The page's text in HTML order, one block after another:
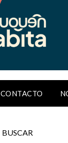
CONTACTO
BUSCAR